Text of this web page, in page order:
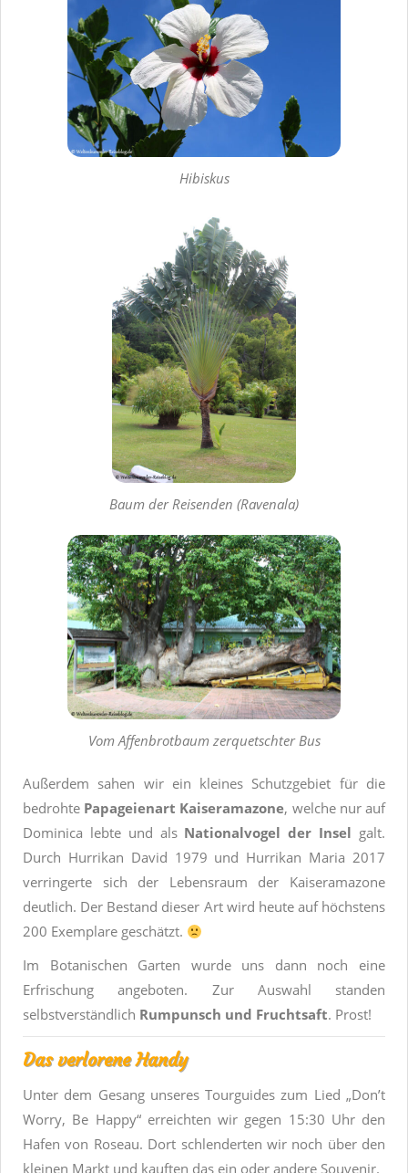
Hibiskus
Baum der Reisenden (Ravenala)
Vom Affenbrotbaum zerquetschter Bus
Außerdem sahen wir ein kleines Schutzgebiet für die
bedrohte Papageienart Kaiseramazone, welche nur auf
Dominica lebte und als Nationalvogel der Insel galt.
Durch Hurrikan David 1979 und Hurrikan Maria 2017
verringerte sich der Lebensraum der Kaiseramazone
deutlich. Der Bestand dieser Art wird heute auf höchstens
200 Exemplare geschätzt.
Im Botanischen Garten wurde uns dann noch eine
Erfrischung angeboten. Zur Auswahl standen
selbstverständlich Rumpunsch und Fruchtsaft. Prost!
Das verlorene Handy
Unter dem Gesang unseres Tourguides zum Lied „Don’t
Worry, Be Happy“ erreichten wir gegen 15:30 Uhr den
Hafen von Roseau. Dort schlenderten wir noch über den
kleinen Markt und kauften das ein oder andere Souvenir.